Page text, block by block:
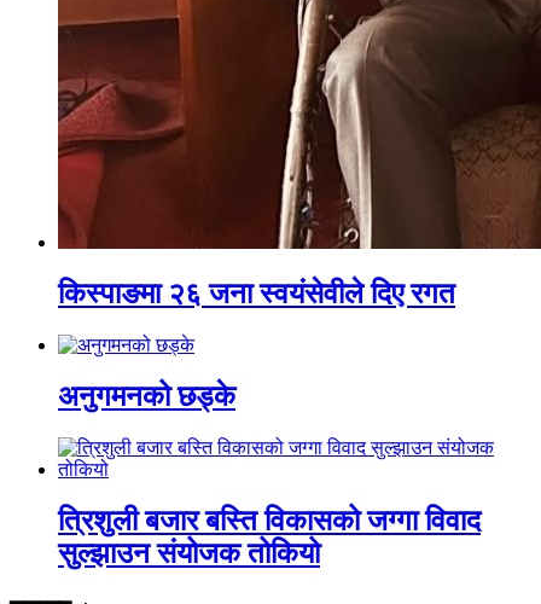
किस्पाङमा २६ जना स्वयंसेवीले दिए रगत
अनुगमनको छड्के
त्रिशुली बजार बस्ति विकासको जग्गा विवाद
सुल्झाउन संयोजक तोकियो